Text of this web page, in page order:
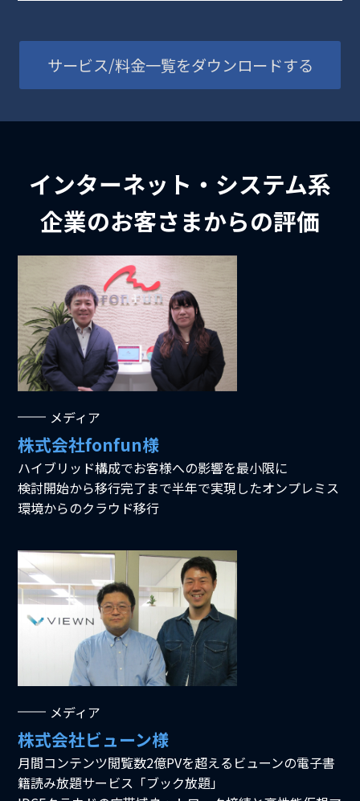
サービス/料金一覧をダウンロードする
インターネット・システム系
企業のお客さまからの評価
メディア
株式会社fonfun様
ハイブリッド構成でお客様への影響を最小限に
検討開始から移行完了まで半年で実現したオンプレミス
環境からのクラウド移行
メディア
株式会社ビューン様
月間コンテンツ閲覧数2億PVを超えるビューンの電子書
籍読み放題サービス「ブック放題」